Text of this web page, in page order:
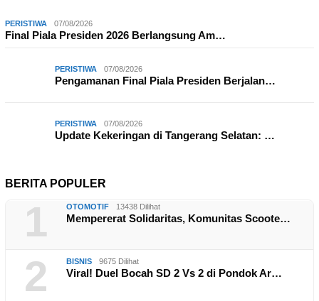
PERISTIWA 07/08/2026
Final Piala Presiden 2026 Berlangsung Am…
PERISTIWA 07/08/2026
Pengamanan Final Piala Presiden Berjalan…
PERISTIWA 07/08/2026
Update Kekeringan di Tangerang Selatan: …
BERITA POPULER
1 OTOMOTIF 13438 Dilihat
Mempererat Solidaritas, Komunitas Scoote…
2 BISNIS 9675 Dilihat
Viral! Duel Bocah SD 2 Vs 2 di Pondok Ar…